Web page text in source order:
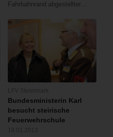
Fahrbahnrand abgestellter…
Bundesministerin Karl
besucht steirische
Feuerwehrschule